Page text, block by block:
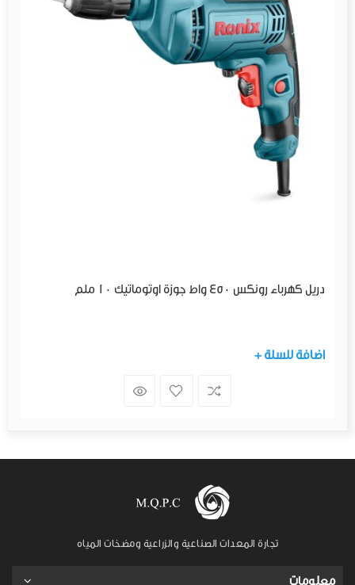
دريل كهرباء رونكس 450 واط جوزة اوتوماتيك 10 ملم
+ اضافة للسلة
تجارة المعدات الصناعية والزراعية ومضخات المياه
معلومات